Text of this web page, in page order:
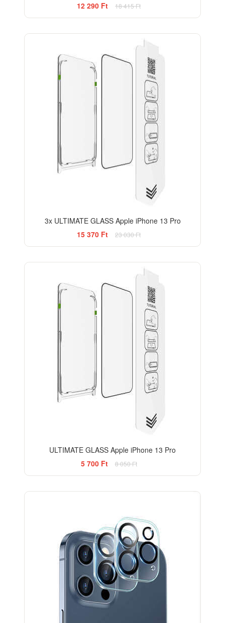
12 290 Ft 18 415 Ft
3x ULTIMATE GLASS Apple iPhone 13 Pro
15 370 Ft
23 030 Ft
ULTIMATE GLASS Apple iPhone 13 Pro
5 700 Ft
8 050 Ft